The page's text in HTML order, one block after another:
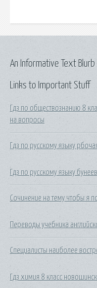
Links to Important Stuff
Гдз по обществознанию 8
на вопросы
Гдз по русскому языку
Гдз по русскому языку
Сочинение на тему чтобы я
Переводы учебника
Специалисты наиболее
Гдз химия 8 класс
An Informative Text Blurb